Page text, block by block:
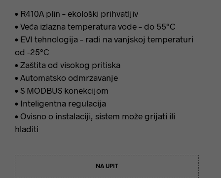
• R410A plin – ekološki prihvatljiv
• Veća izlazna temperatura vode – do 55°C
• EVI tehnologija – radi na vanjskoj temperaturi
od -25°C
• Zaštita od visokog pritiska
• Automatsko odmrzavanje
• S MODBUS konekcijom
• Inteligentna regulacija
• Ovisno o instalaciji, sistem može grijati ili
hladiti
NA UPIT